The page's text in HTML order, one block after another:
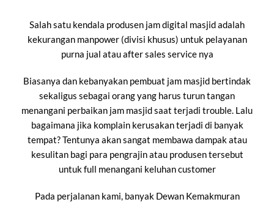
Salah satu kendala produsen jam digital masjid adalah
kekurangan manpower (divisi khusus) untuk pelayanan
purna jual atau after sales service nya
Biasanya dan kebanyakan pembuat jam masjid bertindak
sekaligus sebagai orang yang harus turun tangan
menangani perbaikan jam masjid saat terjadi trouble. Lalu
bagaimana jika komplain kerusakan terjadi di banyak
tempat? Tentunya akan sangat membawa dampak atau
kesulitan bagi para pengrajin atau produsen tersebut
untuk full menangani keluhan customer
Pada perjalanan kami, banyak Dewan Kemakmuran